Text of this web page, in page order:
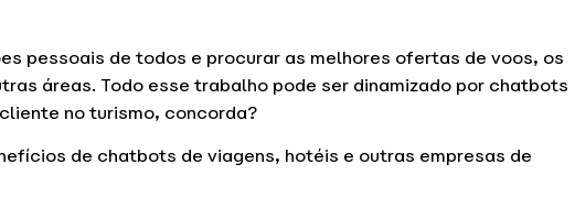
pessoais de todos e procurar as melhores ofertas de voos, os
áreas. Todo esse trabalho pode ser dinamizado por chatbots
no turismo, concorda?
de chatbots de viagens, hotéis e outras empresas de